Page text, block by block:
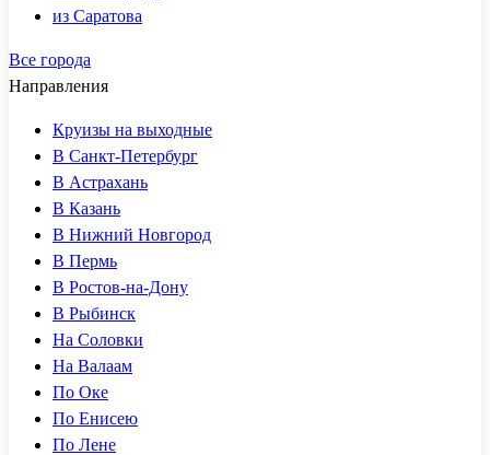
из Саратова
Все города
Направления
Круизы на выходные
В Санкт-Петербург
В Астрахань
В Казань
В Нижний Новгород
В Пермь
В Ростов-на-Дону
В Рыбинск
На Соловки
На Валаам
По Оке
По Енисею
По Лене